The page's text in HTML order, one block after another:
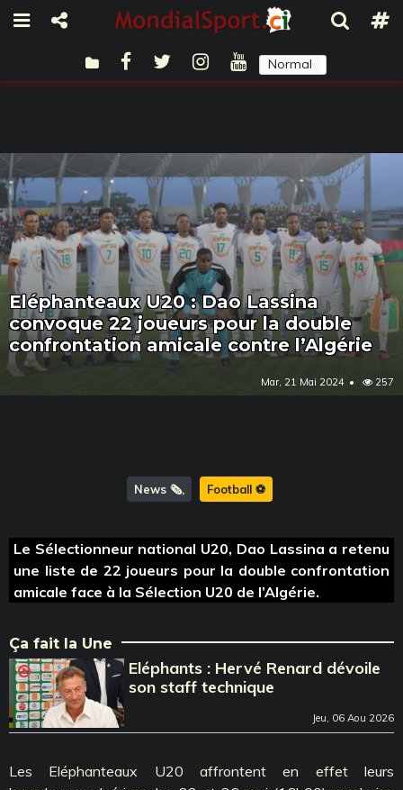
Normal
Eléphanteaux U20 : Dao Lassina
convoque 22 joueurs pour la double
confrontation amicale contre l’Algérie
Mar, 21 Mai 2024 257
News 🗞️ Football ⚽️
Le Sélectionneur national U20, Dao Lassina a retenu
une liste de 22 joueurs pour la double confrontation
amicale face à la Sélection U20 de l’Algérie.
Ça fait la Une
Eléphants : Hervé Renard dévoile
son staff technique
Jeu, 06 Aou 2026
Les Eléphanteaux U20 affrontent en effet leurs